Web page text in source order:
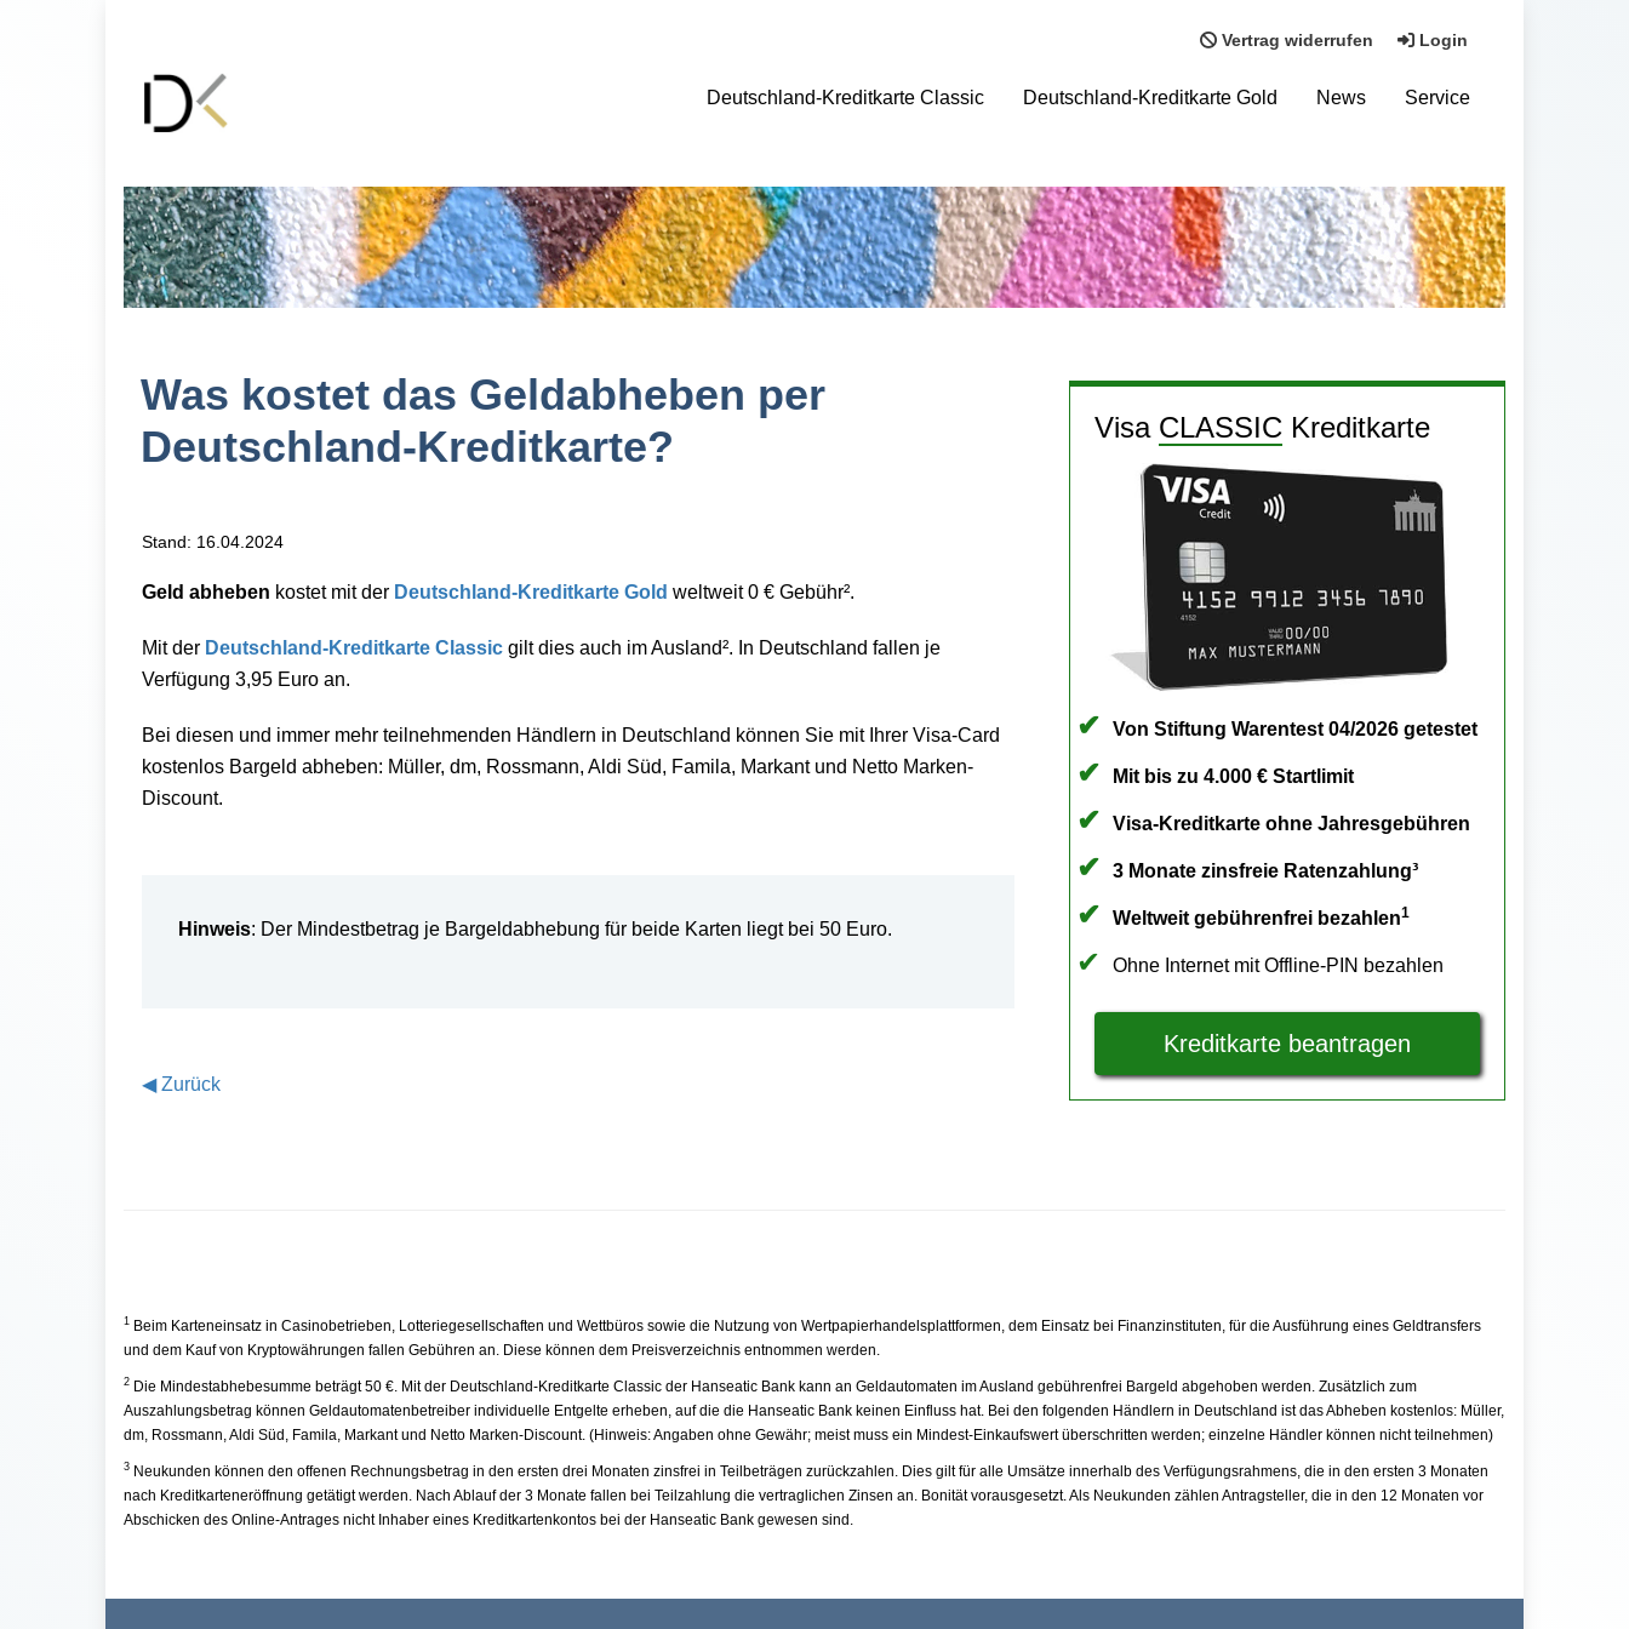
Vertrag widerrufen Login
Deutschland-Kreditkarte Classic Deutschland-Kreditkarte Gold News Service
Was kostet das Geldabheben per
Deutschland-Kreditkarte?
Stand: 16.04.2024
Geld abheben kostet mit der Deutschland-Kreditkarte Gold weltweit 0 € Gebühr².
Mit der Deutschland-Kreditkarte Classic gilt dies auch im Ausland². In Deutschland fallen je
Verfügung 3,95 Euro an.
Bei diesen und immer mehr teilnehmenden Händlern in Deutschland können Sie mit Ihrer Visa-Card
kostenlos Bargeld abheben: Müller, dm, Rossmann, Aldi Süd, Famila, Markant und Netto Marken-
Discount.
Hinweis: Der Mindestbetrag je Bargeldabhebung für beide Karten liegt bei 50 Euro.
◀Zurück
Visa CLASSIC Kreditkarte
Von Stiftung Warentest 04/2026 getestet
Mit bis zu 4.000 € Startlimit
Visa-Kreditkarte ohne Jahresgebühren
3 Monate zinsfreie Ratenzahlung³
Weltweit gebührenfrei bezahlen1
Ohne Internet mit Offline-PIN bezahlen
Kreditkarte beantragen
1 Beim Karteneinsatz in Casinobetrieben, Lotteriegesellschaften und Wettbüros sowie die Nutzung von Wertpapierhandelsplattformen, dem Einsatz bei Finanzinstituten, für die Ausführung eines Geldtransfers
und dem Kauf von Kryptowährungen fallen Gebühren an. Diese können dem Preisverzeichnis entnommen werden.
2 Die Mindestabhebesumme beträgt 50 €. Mit der Deutschland-Kreditkarte Classic der Hanseatic Bank kann an Geldautomaten im Ausland gebührenfrei Bargeld abgehoben werden. Zusätzlich zum
Auszahlungsbetrag können Geldautomatenbetreiber individuelle Entgelte erheben, auf die die Hanseatic Bank keinen Einfluss hat. Bei den folgenden Händlern in Deutschland ist das Abheben kostenlos: Müller,
dm, Rossmann, Aldi Süd, Famila, Markant und Netto Marken-Discount. (Hinweis: Angaben ohne Gewähr; meist muss ein Mindest-Einkaufswert überschritten werden; einzelne Händler können nicht teilnehmen)
3 Neukunden können den offenen Rechnungsbetrag in den ersten drei Monaten zinsfrei in Teilbeträgen zurückzahlen. Dies gilt für alle Umsätze innerhalb des Verfügungsrahmens, die in den ersten 3 Monaten
nach Kreditkarteneröffnung getätigt werden. Nach Ablauf der 3 Monate fallen bei Teilzahlung die vertraglichen Zinsen an. Bonität vorausgesetzt. Als Neukunden zählen Antragsteller, die in den 12 Monaten vor
Abschicken des Online-Antrages nicht Inhaber eines Kreditkartenkontos bei der Hanseatic Bank gewesen sind.